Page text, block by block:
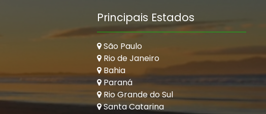
Principais Estados
São Paulo
Rio de Janeiro
Bahia
Paraná
Rio Grande do Sul
Santa Catarina